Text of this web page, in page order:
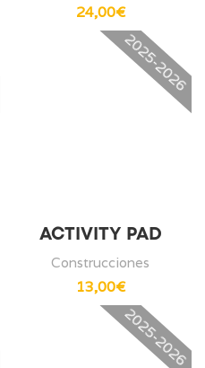
24,00€
2025-2026
ACTIVITY PAD
Construcciones
13,00€
2025-2026